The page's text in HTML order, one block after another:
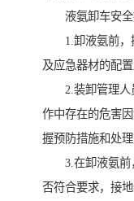
液氨卸车安全
1.卸液氨前，
及应急器材的配
2.装卸管理人
作中存在的危害
握预防措施和处
3.在卸液氨前
否符合要求，接